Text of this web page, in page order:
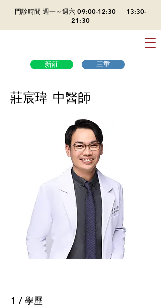
​門診時間 週一～週六 09:00-12:30 ｜ 13:30-
21:30
新莊 三重
莊宸瑋 中醫師
1 / 學歷